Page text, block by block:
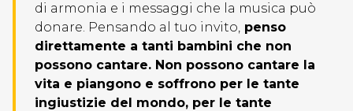
di armonia e i messaggi che la musica può
donare. Pensando al tuo invito, penso
direttamente a tanti bambini che non
possono cantare. Non possono cantare la
vita e piangono e soffrono per le tante
ingiustizie del mondo, per le tante